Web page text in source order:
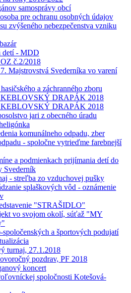
samosprávy obcí
pre ochranu osobných údajov
zvýšeného nebezpečenstva vzniku
detí - MDD
č.2/2018
Majstrovstvá Svederníka vo varení
a záchranného zboru
KEBLOVSKÝ DRAPÁK 2018
KEBLOVSKÝ DRAPÁK 2018
jari z obecného úradu
komunálneho odpadu, zber
- spoločne vytrieďme farebnejší
a podmienkach prijímania detí do
Svederník
- streľba zo vzduchovej pušky
splaškových vôd - oznámenie
"STRAŠIDLO"
vo svojom okolí, súťaž "MY
spoločenských a športových podujatí
turnaj, 27.1.2018
pozdrav, PF 2018
koncert
spoločnosti Kotešová-